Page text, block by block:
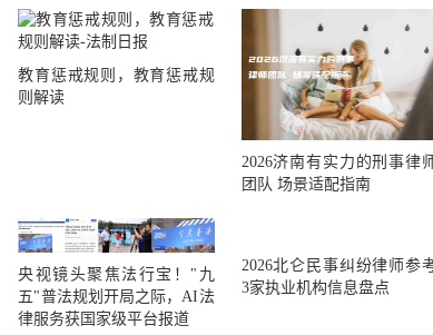
教育惩戒规则，教育惩戒规
则解读
2026济南有实力的刑事律
团队 场景适配指南
央视镜头聚焦法行宝！"九
五"普法规划开局之际，AI法
律服务获国家级平台报道
2026北仑民事纠纷律师参
3家执业机构信息盘点